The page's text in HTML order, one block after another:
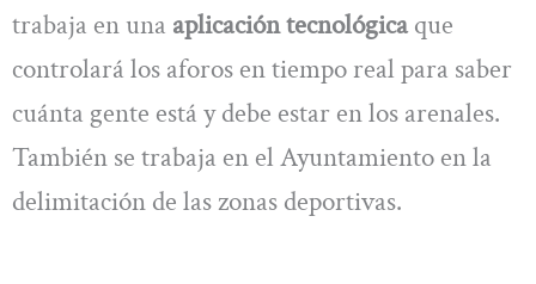
trabaja en una aplicación tecnológicaque
controlará los aforos en tiempo real para saber
cuánta gente está y debe estar en los arenales.
También se trabaja en el Ayuntamiento en la
delimitación de las zonas deportivas.